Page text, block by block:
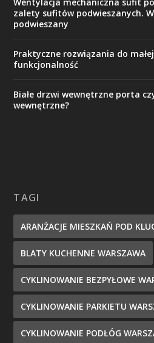
zalety sufitów podwieszanych.
podwieszany
Praktyczne rozwiązania do
funkcjonalność
Białe drzwi wewnętrzne porta
wewnętrzne?
TAGI
ARANŻACJE MIESZKAŃ POD
BLATY KUCHENNE WARSZAWA
CYKLINOWANIE BEZPYŁOWE
CYKLINOWANIE PARKIETU
CYKLINOWANIE PODŁÓG